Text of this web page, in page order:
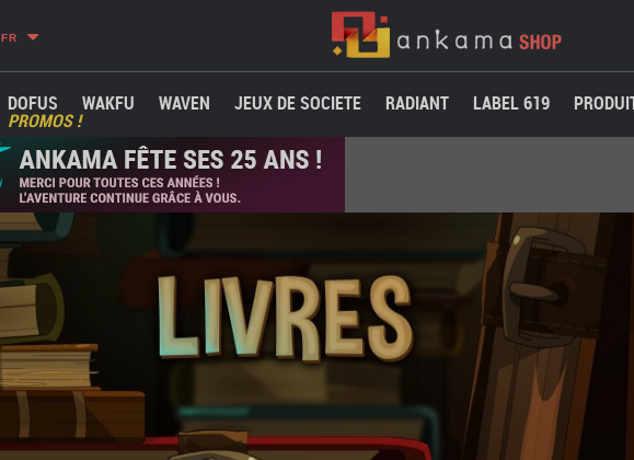
FR
DOFUS WAKFU WAVEN JEUX DE SOCIETE RADIANT LABEL 619
PROMOS !